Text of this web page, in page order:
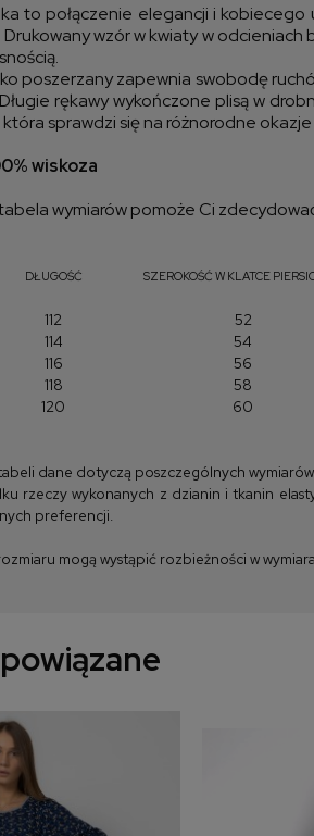
to połączenie elegancji i
Drukowany wzór w kwiaty w
poszerzany zapewnia swobodę
rękawy wykończone plisą w
sprawdzi się na różnorodne
wiskoza
wymiarów pomoże Ci
DŁUGOŚĆ SZEROKOŚĆ W KLATCE
112 52
114 54
116 56
118 58
120 60
dane dotyczą poszczególnych
rzeczy wykonanych z dzianin i tkanin
preferencji.
mogą wystąpić rozbieżności w